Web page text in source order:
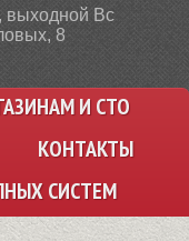
выходной Вс
8
И СТО
КОНТАКТЫ
СИСТЕМ